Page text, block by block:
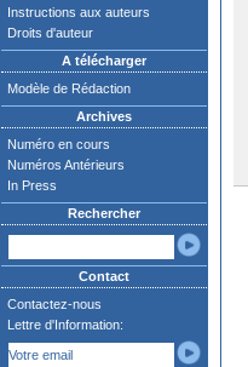
Instructions aux auteurs
Droits d'auteur
A télécharger
Modèle de Rédaction
Archives
Numéro en cours
Numéros Antérieurs
In Press
Rechercher
Contact
Contactez-nous
Lettre d'Information: